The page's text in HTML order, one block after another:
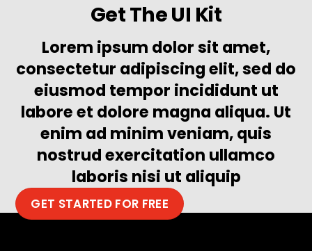
Get The UI Kit
Lorem ipsum dolor sit amet,
consectetur adipiscing elit, sed do
eiusmod tempor incididunt ut
labore et dolore magna aliqua. Ut
enim ad minim veniam, quis
nostrud exercitation ullamco
laboris nisi ut aliquip
GET STARTED FOR FREE